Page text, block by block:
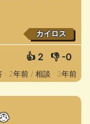
カイロス
👍 2 👎 -0
: 2年前 / 相談 : 3年前